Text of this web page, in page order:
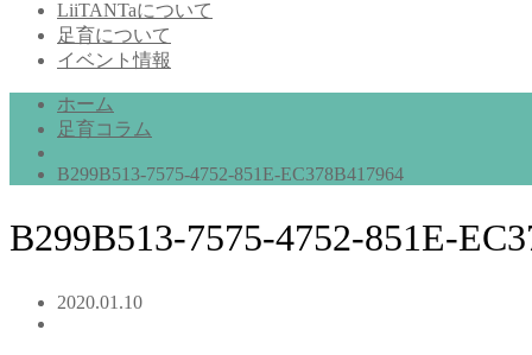
LiiTANTaについて
足育について
イベント情報
ホーム
足育コラム
B299B513-7575-4752-851E-EC378B417964
B299B513-7575-4752-851E-
2020.01.10